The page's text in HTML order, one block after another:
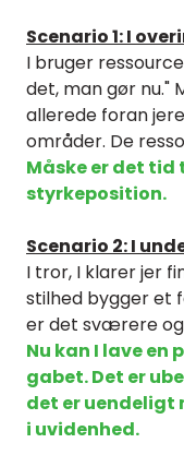
Scenario 1: I
I bruger
det, man gør nu."
allerede foran
områder. De
Måske er det
styrkeposition.
Scenario 2: I
I tror, I klarer jer
stilhed bygger et
er det sværere
Nu kan I lave en
gabet. Det er
det er
i uvidenhed.